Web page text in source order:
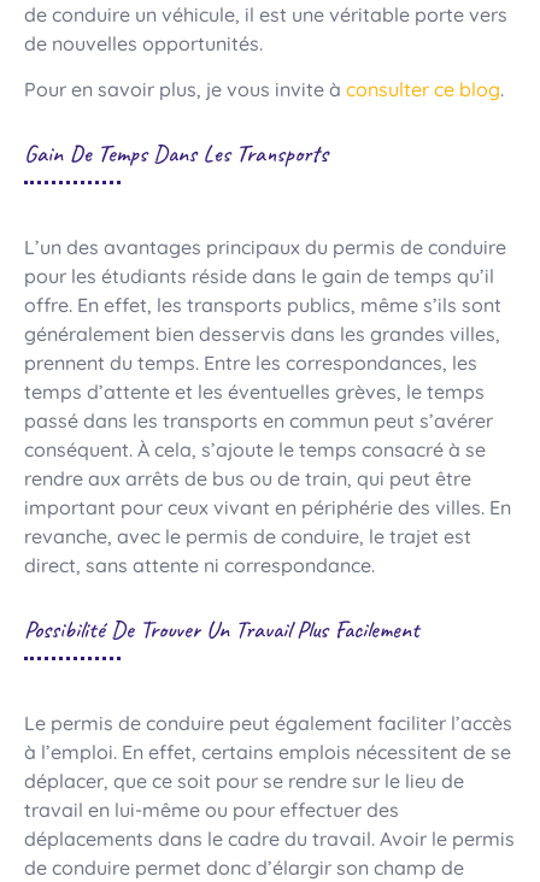
de conduire un véhicule, il est une véritable porte vers
de nouvelles opportunités.
Pour en savoir plus, je vous invite à consulter ce blog.
Gain De Temps Dans Les Transports
L’un des avantages principaux du permis de conduire
pour les étudiants réside dans le gain de temps qu’il
offre. En effet, les transports publics, même s’ils sont
généralement bien desservis dans les grandes villes,
prennent du temps. Entre les correspondances, les
temps d’attente et les éventuelles grèves, le temps
passé dans les transports en commun peut s’avérer
conséquent. À cela, s’ajoute le temps consacré à se
rendre aux arrêts de bus ou de train, qui peut être
important pour ceux vivant en périphérie des villes. En
revanche, avec le permis de conduire, le trajet est
direct, sans attente ni correspondance.
Possibilité De Trouver Un Travail Plus Facilement
Le permis de conduire peut également faciliter l’accès
à l’emploi. En effet, certains emplois nécessitent de se
déplacer, que ce soit pour se rendre sur le lieu de
travail en lui-même ou pour effectuer des
déplacements dans le cadre du travail. Avoir le permis
de conduire permet donc d’élargir son champ de